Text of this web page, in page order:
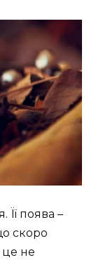
Її поява –
скоро
це не